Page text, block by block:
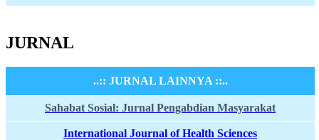
JURNAL
..:: JURNAL LAINNYA ::..
Sahabat Sosial: Jurnal Pengabdian Masyarakat
International Journal of Health Sciences